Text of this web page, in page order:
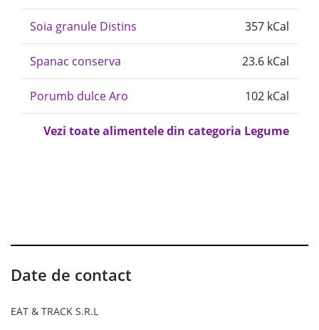
Soia granule Distins 357 kCal
Spanac conserva 23.6 kCal
Porumb dulce Aro 102 kCal
Vezi toate alimentele din categoria Legume
Date de contact
EAT & TRACK S.R.L